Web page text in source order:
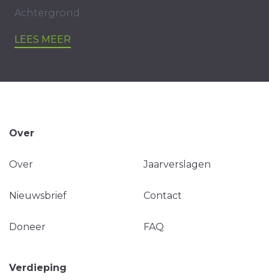
Achtergrond
LEES MEER
Over
Over Jaarverslagen
Nieuwsbrief Contact
Doneer FAQ
Verdieping